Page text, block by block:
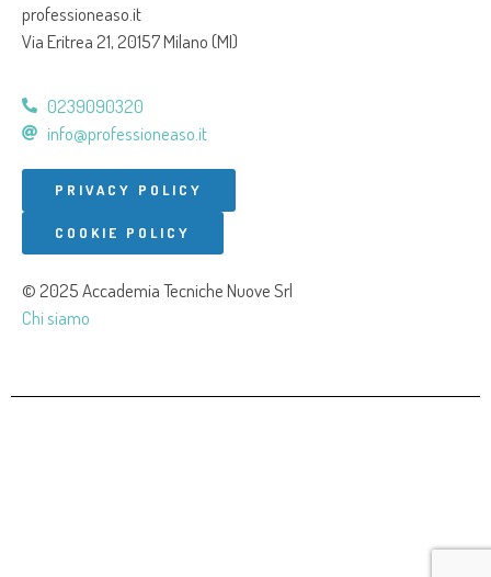
professioneaso.it
Via Eritrea 21, 20157 Milano (MI)
0239090320
info@professioneaso.it
PRIVACY POLICY
COOKIE POLICY
© 2025 Accademia Tecniche Nuove Srl
Chi siamo